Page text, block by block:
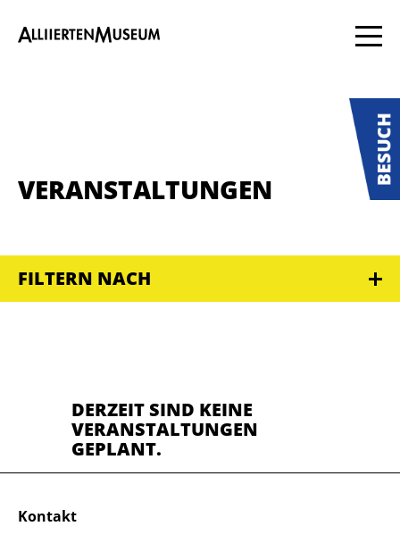
VERANSTALTUNGEN
FILTERN NACH
DERZEIT SIND KEINE
VERANSTALTUNGEN
GEPLANT.
Kontakt